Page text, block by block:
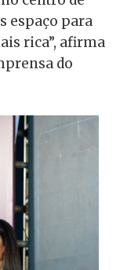
espaço para
rica”, afirma
do